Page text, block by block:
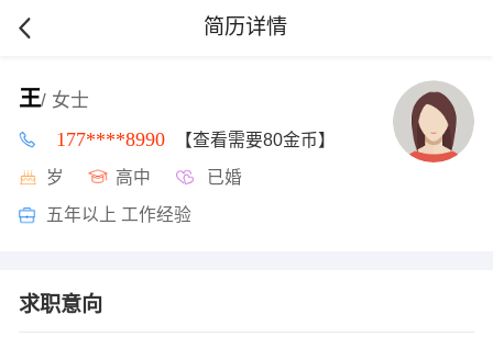
简历详情
王/ 女士
177****8990 【查看需要80金币】
岁 高中 已婚
五年以上 工作经验
求职意向